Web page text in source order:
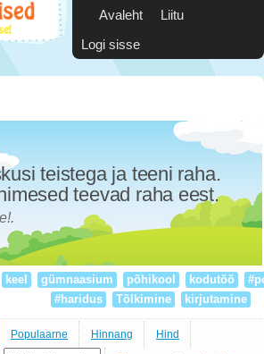
Avaleht
Liitu
Logi sisse
teistega ja teeni raha.
teevad raha eest.
keel gümnaasium põhikool kodutöö
#haridus
Tõlkimine kirjutamine
Populaarne Hinnang Hind